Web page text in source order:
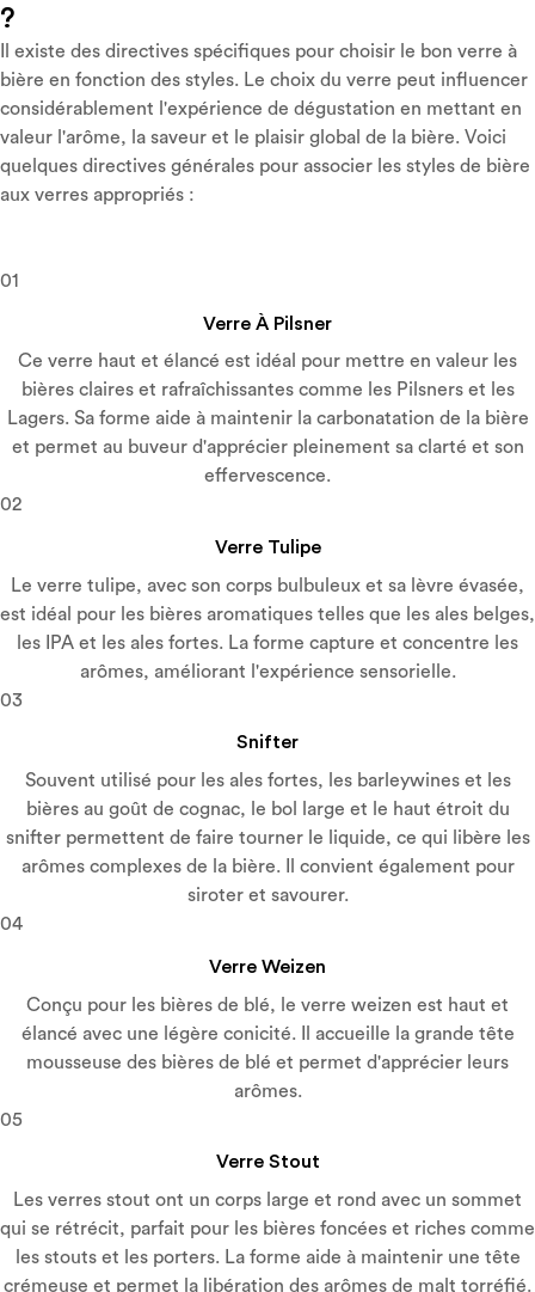
?
Il existe des directives spécifiques pour choisir le bon verre à
bière en fonction des styles. Le choix du verre peut influencer
considérablement l'expérience de dégustation en mettant en
valeur l'arôme, la saveur et le plaisir global de la bière. Voici
quelques directives générales pour associer les styles de bière
aux verres appropriés :
01
Verre À Pilsner
Ce verre haut et élancé est idéal pour mettre en valeur les
bières claires et rafraîchissantes comme les Pilsners et les
Lagers. Sa forme aide à maintenir la carbonatation de la bière
et permet au buveur d'apprécier pleinement sa clarté et son
effervescence.
02
Verre Tulipe
Le verre tulipe, avec son corps bulbuleux et sa lèvre évasée,
est idéal pour les bières aromatiques telles que les ales belges,
les IPA et les ales fortes. La forme capture et concentre les
arômes, améliorant l'expérience sensorielle.
03
Snifter
Souvent utilisé pour les ales fortes, les barleywines et les
bières au goût de cognac, le bol large et le haut étroit du
snifter permettent de faire tourner le liquide, ce qui libère les
arômes complexes de la bière. Il convient également pour
siroter et savourer.
04
Verre Weizen
Conçu pour les bières de blé, le verre weizen est haut et
élancé avec une légère conicité. Il accueille la grande tête
mousseuse des bières de blé et permet d'apprécier leurs
arômes.
05
Verre Stout
Les verres stout ont un corps large et rond avec un sommet
qui se rétrécit, parfait pour les bières foncées et riches comme
les stouts et les porters. La forme aide à maintenir une tête
crémeuse et permet la libération des arômes de malt torréfié.